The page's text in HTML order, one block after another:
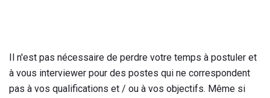
Il n'est pas nécessaire de perdre votre temps à postuler et
à vous interviewer pour des postes qui ne correspondent
pas à vos qualifications et / ou à vos objectifs. Même si